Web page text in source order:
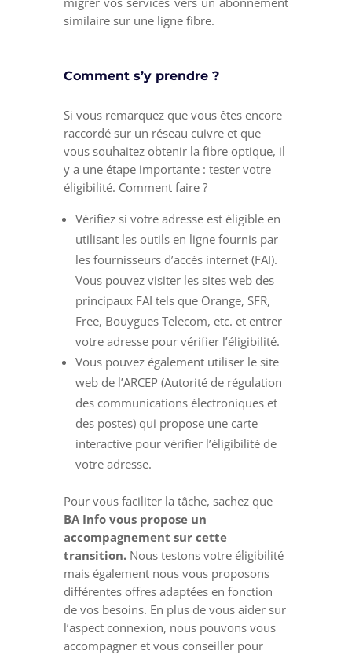
similaire sur une ligne fibre.
Comment s’y prendre ?
Si vous remarquez que vous êtes encore
raccordé sur un réseau cuivre et que
vous souhaitez obtenir la fibre optique, il
y a une étape importante : tester votre
éligibilité. Comment faire ?
Vérifiez si votre adresse est éligible en
utilisant les outils en ligne fournis par
les fournisseurs d’accès internet (FAI).
Vous pouvez visiter les sites web des
principaux FAI tels que Orange, SFR,
Free, Bouygues Telecom, etc. et entrer
votre adresse pour vérifier l’éligibilité.
Vous pouvez également utiliser le site
web de l’ARCEP (Autorité de régulation
des communications électroniques et
des postes) qui propose une carte
interactive pour vérifier l’éligibilité de
votre adresse.
Pour vous faciliter la tâche, sachez que
BA Info vous propose un
accompagnement sur cette
transition.Nous testons votre éligibilité
mais également nous vous proposons
différentes offres adaptées en fonction
de vos besoins. En plus de vous aider sur
l’aspect connexion, nous pouvons vous
accompagner et vous conseiller pour